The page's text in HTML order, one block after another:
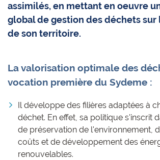
assimilés, en mettant en oeuvre
global de gestion des déchets
de son territoire.
La valorisation optimale des
vocation première du Sydeme :
Il développe des filières adaptées à
déchet. En effet, sa politique s'inscrit
de préservation de l'environnement,
coûts et de développement des
renouvelables.